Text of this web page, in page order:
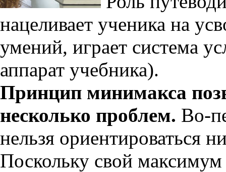
нацеливает ученика на
умений, играет система
аппарат учебника).
Принцип минимакса
несколько проблем. Во-
нельзя ориентироваться
Поскольку свой